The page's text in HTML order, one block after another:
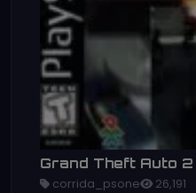
Grand Theft Auto 2
corrida_psone 26,191